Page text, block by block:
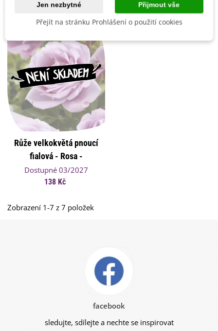
Růže velkokvětá pnoucí
fialová - Rosa -
prostokořenná sazenice
růže - 1 ks
Dostupné 03/2027
138 Kč
Zobrazení 1-7 z 7 položek
facebook
sledujte, sdílejte a nechte se inspirovat
Jen nezbytné Přijmout vše
Přejít na stránku Prohlášení o použití cookies